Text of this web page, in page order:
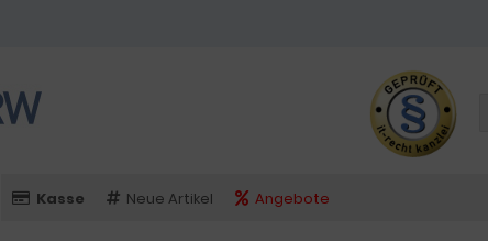
Kasse Neue Artikel Angebote